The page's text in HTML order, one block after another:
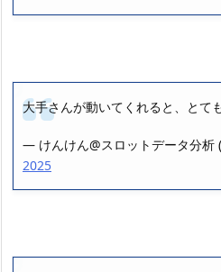
大手さんが動いてくれると、とて
— けんけん@スロットデータ分
2025